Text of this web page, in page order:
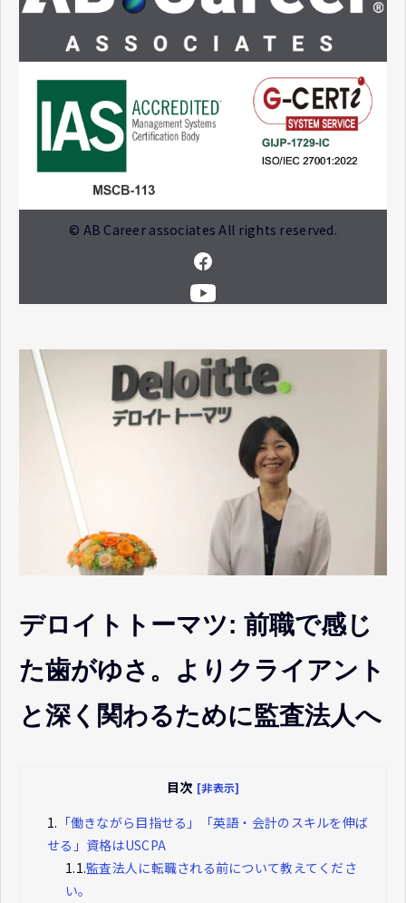
© AB Career associates All rights reserved.
デロイトトーマツ: 前職で感じ
た歯がゆさ。よりクライアント
と深く関わるために監査法人へ
目次 [非表示]
1. 「働きながら目指せる」「英語・会計のスキルを伸ば
せる」資格はUSCPA
1.1.監査法人に転職される前について教えてくださ
い。